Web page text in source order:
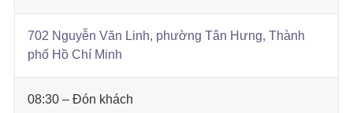
702 Nguyễn Văn Linh, phường Tân Hưng, Thành
phố Hồ Chí Minh
08:30 – Đón khách